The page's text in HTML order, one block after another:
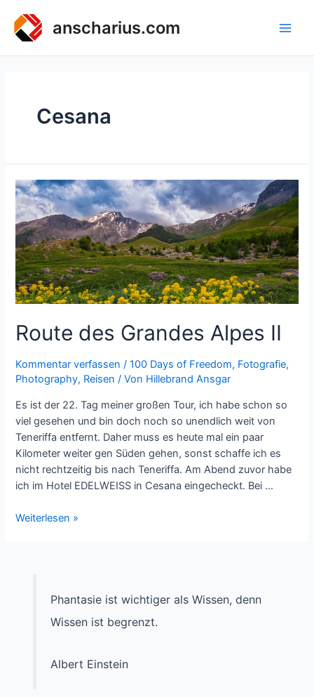
Inhalt
springen
anscharius.com
Cesana
Route des Grandes Alpes II
Kommentar verfassen /100 Days of Freedom, Fotografie,
Photography, Reisen / Von Hillebrand Ansgar
Es ist der 22. Tag meiner großen Tour, ich habe schon so
viel gesehen und bin doch noch so unendlich weit von
Teneriffa entfernt. Daher muss es heute mal ein paar
Kilometer weiter gen Süden gehen, sonst schaffe ich es
nicht rechtzeitig bis nach Teneriffa. Am Abend zuvor habe
ich im Hotel EDELWEISS in Cesana eingecheckt. Bei …
Route
Weiterlesen »
Phantasie ist wichtiger als Wissen, denn
Wissen ist begrenzt.
Albert Einstein